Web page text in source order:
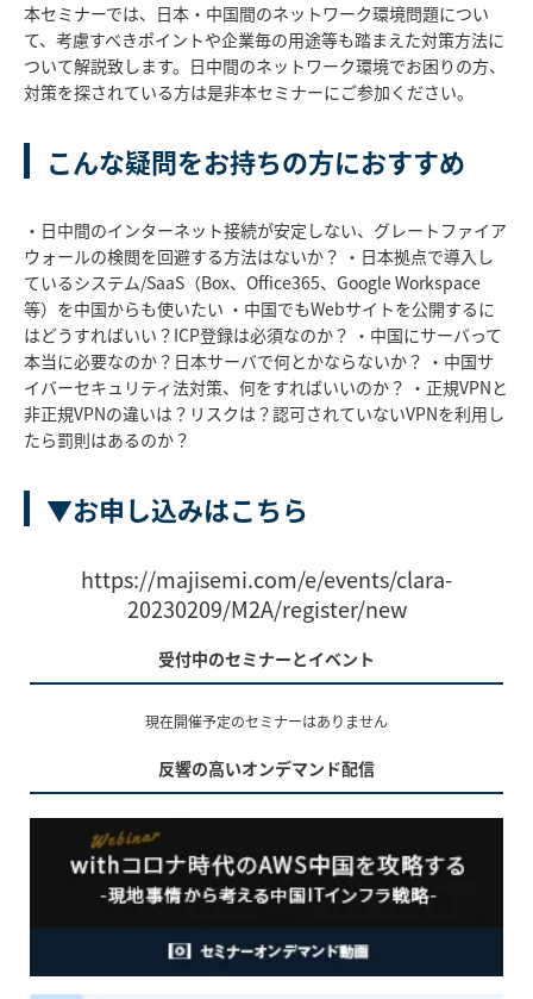
本セミナーでは、日本・中国間のネットワーク環境問題につい
て、考慮すべきポイントや企業毎の用途等も踏まえた対策方法に
ついて解説致します。日中間のネットワーク環境でお困りの方、
対策を探されている方は是非本セミナーにご参加ください。
こんな疑問をお持ちの方におすすめ
・日中間のインターネット接続が安定しない、グレートファイア
ウォールの検閲を回避する方法はないか？ ・日本拠点で導入し
ているシステム/SaaS（Box、Office365、Google Workspace
等）を中国からも使いたい ・中国でもWebサイトを公開するに
はどうすればいい？ICP登録は必須なのか？ ・中国にサーバって
本当に必要なのか？日本サーバで何とかならないか？ ・中国サ
イバーセキュリティ法対策、何をすればいいのか？ ・正規VPNと
非正規VPNの違いは？リスクは？認可されていないVPNを利用し
たら罰則はあるのか？
▼お申し込みはこちら
https://majisemi.com/e/events/clara-
20230209/M2A/register/new
受付中のセミナーとイベント
現在開催予定のセミナーはありません
反響の高いオンデマンド配信